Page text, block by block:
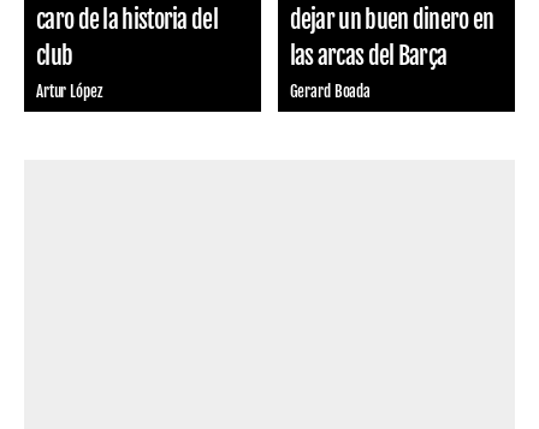
caro de la historia del
club
Artur López
dejar un buen dinero en
las arcas del Barça
Gerard Boada